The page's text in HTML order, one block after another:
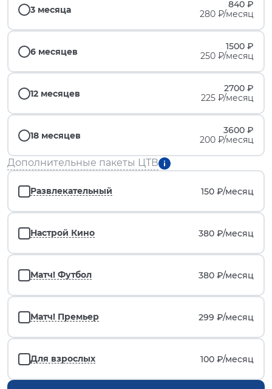
3 месяца
840 ₽
280 ₽/месяц
6 месяцев
1500 ₽
250 ₽/месяц
12 месяцев
2700 ₽
225 ₽/месяц
18 месяцев
3600 ₽
200 ₽/месяц
Дополнительные пакеты ЦТВ
Развлекательный 150 ₽/месяц
Настрой Кино 380 ₽/месяц
Матч! Футбол 380 ₽/месяц
Матч! Премьер 299 ₽/месяц
Для взрослых 100 ₽/месяц